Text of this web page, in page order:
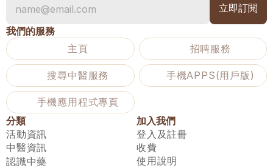
我們的服務
主頁
招聘服務
搜尋中醫服務 手機APPS(用戶版)
手機應用程式專頁
分類
活動資訊
中醫資訊
認識中藥
加入我們
登入及註冊
收費
使用說明